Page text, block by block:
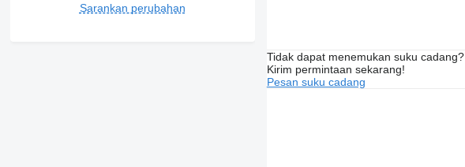
Sarankan perubahan
Tidak dapat menemukan suku cadang?
Kirim permintaan sekarang!
Pesan suku cadang